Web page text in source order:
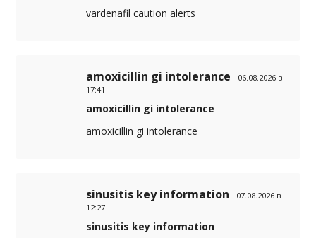
vardenafil caution alerts
amoxicillin gi intolerance
06.08.2026 в
17:41
amoxicillin gi intolerance
amoxicillin gi intolerance
sinusitis key information
07.08.2026 в
12:27
sinusitis key information